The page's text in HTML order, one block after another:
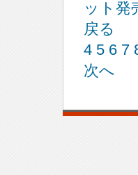
ット発
戻る
4 5 6 7
次へ